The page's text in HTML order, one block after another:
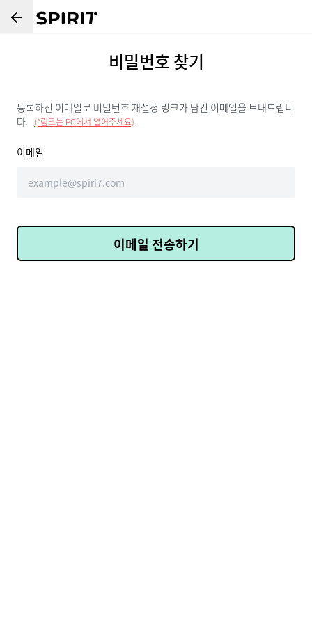
비밀번호 찾기
등록하신 이메일로 비밀번호 재설정 링크가 담긴 이메일을 보내드립니
다. (*링크는 PC에서 열어주세요)
이메일
이메일 전송하기